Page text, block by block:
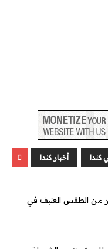
أخبار كندا كندا
من الطقس العنيف في